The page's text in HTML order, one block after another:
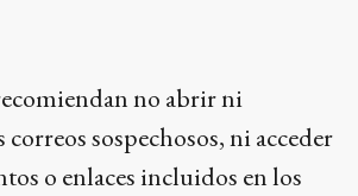
no abrir ni
sospechosos, ni acceder
o enlaces incluidos en los